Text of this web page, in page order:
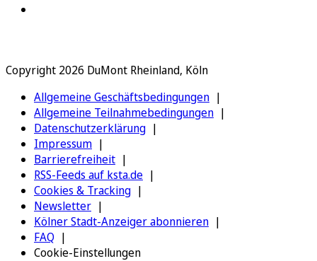
Copyright 2026 DuMont Rheinland, Köln
Allgemeine Geschäftsbedingungen
Allgemeine Teilnahmebedingungen
Datenschutzerklärung
Impressum
Barrierefreiheit
RSS-Feeds auf ksta.de
Cookies & Tracking
Newsletter
Kölner Stadt-Anzeiger abonnieren
FAQ
Cookie-Einstellungen